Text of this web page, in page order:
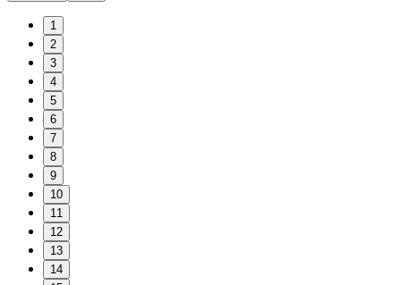
1
2
3
4
5
6
7
8
9
10
11
12
13
14